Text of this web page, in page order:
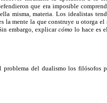
que era imposible
misma, materia. Los idealistas
la mente la que construye u otorga
embargo, explicar cómo lo hace es
problema del dualismo los filósofos